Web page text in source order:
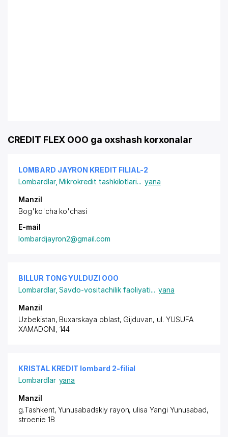
CREDIT FLEX OOO ga oxshash korxonalar
LOMBARD JAYRON KREDIT FILIAL-2
Lombardlar,Mikrokredit tashkilotlari... yana
Manzil
Bog'ko'cha ko'chasi
E-mail
lombardjayron2@gmail.com
BILLUR TONG YULDUZI ООО
Lombardlar,Savdo-vositachilik faoliyati... yana
Manzil
Uzbekistan, Buxarskaya oblast, Gijduvan, ul. YUSUFA
XAMADONI, 144
KRISTAL KREDIT lombard 2-filial
Lombardlar yana
Manzil
g.Tashkent,Yunusabadskiy rayon, ulisa Yangi Yunusabad,
stroenie 1B